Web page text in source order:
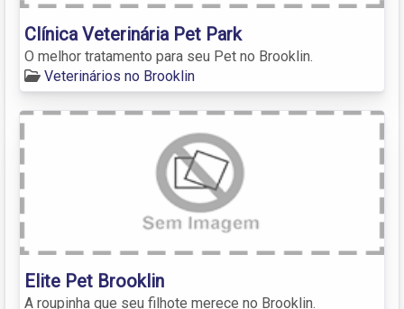
Clínica Veterinária Pet Park
O melhor tratamento para seu Pet no Brooklin.
Veterinários no Brooklin
Elite Pet Brooklin
A roupinha que seu filhote merece no Brooklin.